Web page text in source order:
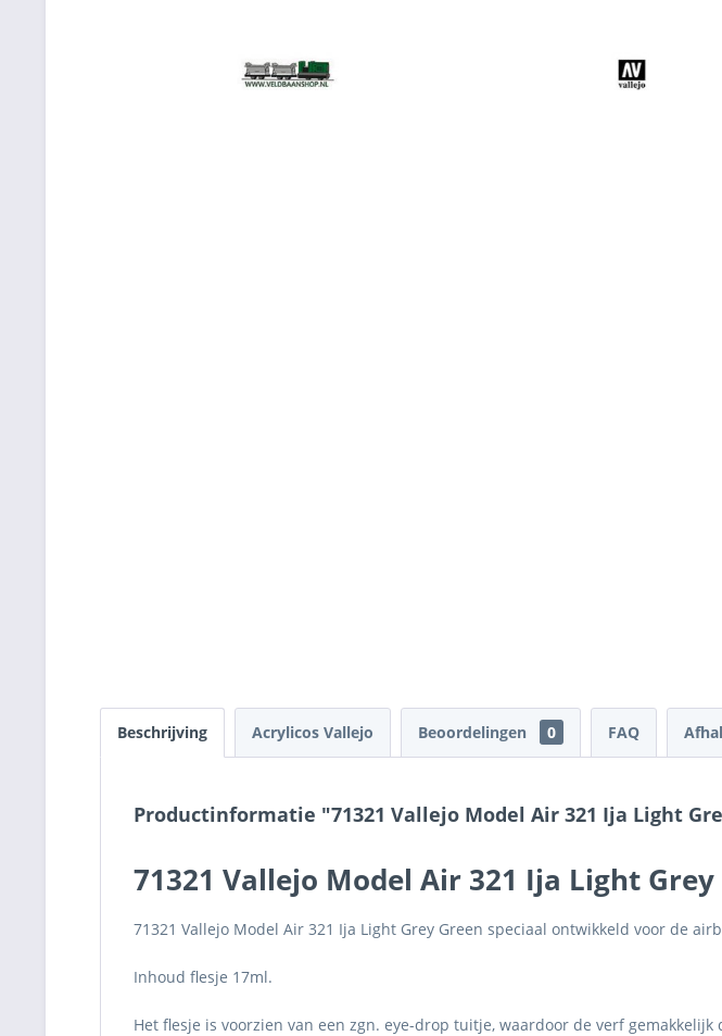
Beschrijving Acrylicos Vallejo Beoordelingen 0 FAQ
Productinformatie "71321 Vallejo Model Air 321 Ija Light
71321 Vallejo Model Air 321 Ija Light Grey
71321 Vallejo Model Air 321 Ija Light Grey Green speciaal ontwikkeld voor de
Inhoud flesje 17ml.
Het flesje is voorzien van een zgn. eye-drop tuitje, waardoor de verf